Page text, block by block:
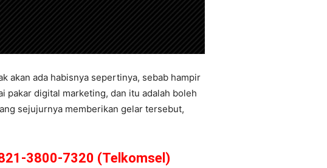
akan ada habisnya sepertinya, sebab hampir
pakar digital marketing, dan itu adalah boleh
sejujurnya memberikan gelar tersebut,
3800-7320 (Telkomsel)